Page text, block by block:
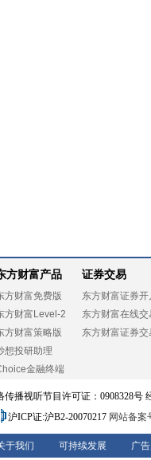
方财富产品
方财富免费版
方财富Level-2
方财富策略版
想投研助理
金融终端
证券交易
东方财富证券开
东方财富在线交
东方财富证券交
传播视听节目许可证：0908328号
沪ICP证:沪B2-20070217 网站备案
于我们 可持续发展 广